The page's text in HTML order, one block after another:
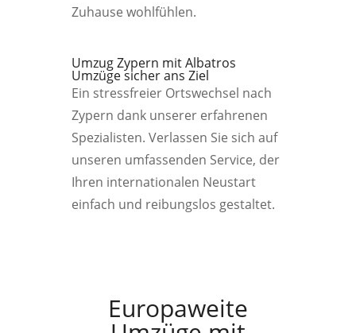
Zuhause wohlfühlen.
Umzug Zypern mit Albatros
Umzüge sicher ans Ziel
Ein stressfreier Ortswechsel nach
Zypern dank unserer erfahrenen
Spezialisten. Verlassen Sie sich auf
unseren umfassenden Service, der
Ihren internationalen Neustart
einfach und reibungslos gestaltet.
Europaweite